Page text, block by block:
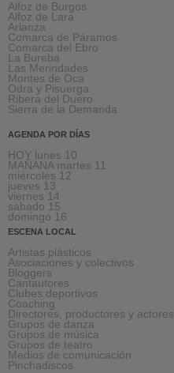
Alfoz de Burgos
Alfoz de Lara
Arlanza
Comarca de Páramos
Comarca del Ebro
La Bureba
Las Merindades
Montes de Oca
Odra y Pisuerga
Ribera del Duero
Sierra de la Demanda
AGENDA POR DÍAS
HOY lunes 10
MAÑANA martes 11
miércoles 12
jueves 13
viernes 14
sábado 15
domingo 16
ESCENA LOCAL
Artistas plásticos
Asociaciones y colectivos
Bloggers
Cantautores
Clubes deportivos
Coaching
Directores, productores y actores
Grupos de danza
Grupos de música
Grupos de teatro
Medios de comunicación
Pinchadiscos